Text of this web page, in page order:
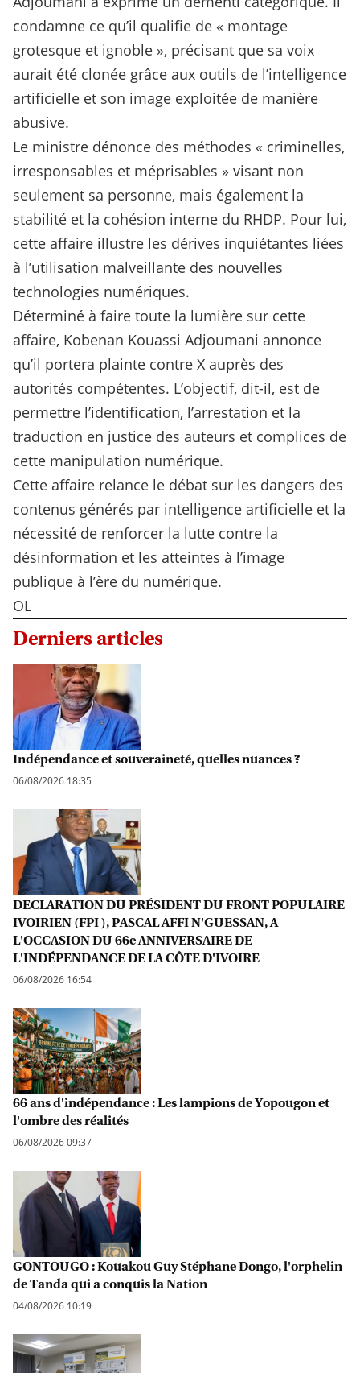
condamne ce qu’il qualifie de « montage
grotesque et ignoble », précisant que sa voix
aurait été clonée grâce aux outils de l’intelligence
artificielle et son image exploitée de manière
abusive.
Le ministre dénonce des méthodes « criminelles,
irresponsables et méprisables » visant non
seulement sa personne, mais également la
stabilité et la cohésion interne du RHDP. Pour lui,
cette affaire illustre les dérives inquiétantes liées
à l’utilisation malveillante des nouvelles
technologies numériques.
Déterminé à faire toute la lumière sur cette
affaire, Kobenan Kouassi Adjoumani annonce
qu’il portera plainte contre X auprès des
autorités compétentes. L’objectif, dit-il, est de
permettre l’identification, l’arrestation et la
traduction en justice des auteurs et complices de
cette manipulation numérique.
Cette affaire relance le débat sur les dangers des
contenus générés par intelligence artificielle et la
nécessité de renforcer la lutte contre la
désinformation et les atteintes à l’image
publique à l’ère du numérique.
OL
Derniers articles
Indépendance et souveraineté, quelles nuances ?
06/08/2026 18:35
DECLARATION DU PRÉSIDENT DU FRONT POPULAIRE
IVOIRIEN (FPI ), PASCAL AFFI N'GUESSAN, A
L'OCCASION DU 66e ANNIVERSAIRE DE
L'INDÉPENDANCE DE LA CÔTE D'IVOIRE
06/08/2026 16:54
66 ans d'indépendance : Les lampions de Yopougon et
l'ombre des réalités
06/08/2026 09:37
GONTOUGO : Kouakou Guy Stéphane Dongo, l'orphelin
de Tanda qui a conquis la Nation
04/08/2026 10:19